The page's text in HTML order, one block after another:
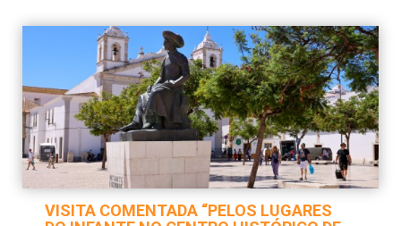
VISITA COMENTADA “PELOS LUGARES